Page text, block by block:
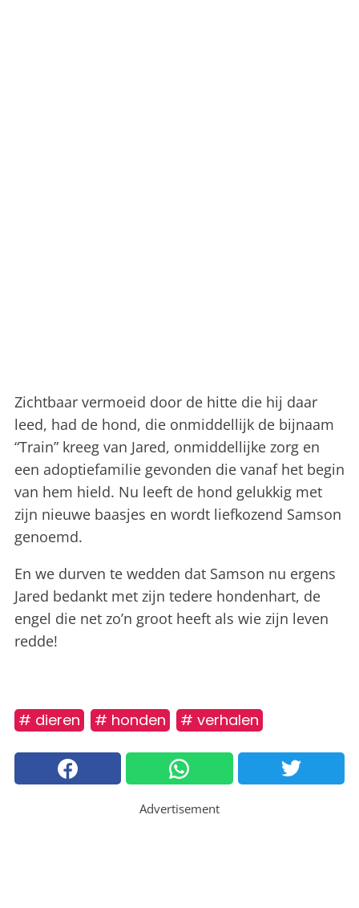
Zichtbaar vermoeid door de hitte die hij daar
leed, had de hond, die onmiddellijk de bijnaam
“Train” kreeg van Jared, onmiddellijke zorg en
een adoptiefamilie gevonden die vanaf het begin
van hem hield. Nu leeft de hond gelukkig met
zijn nieuwe baasjes en wordt liefkozend Samson
genoemd.
En we durven te wedden dat Samson nu ergens
Jared bedankt met zijn tedere hondenhart, de
engel die net zo’n groot heeft als wie zijn leven
redde!
# dieren # honden # verhalen
Advertisement